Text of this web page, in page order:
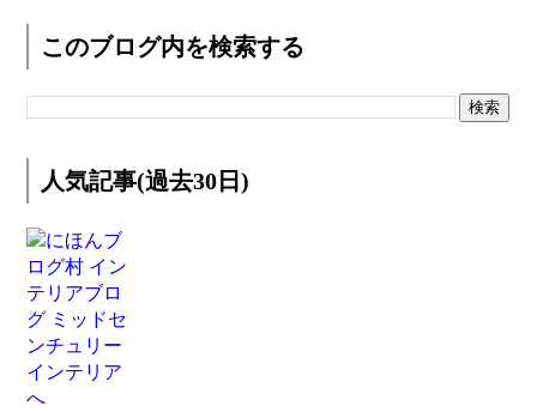
このブログ内を検索する
人気記事(過去30日)